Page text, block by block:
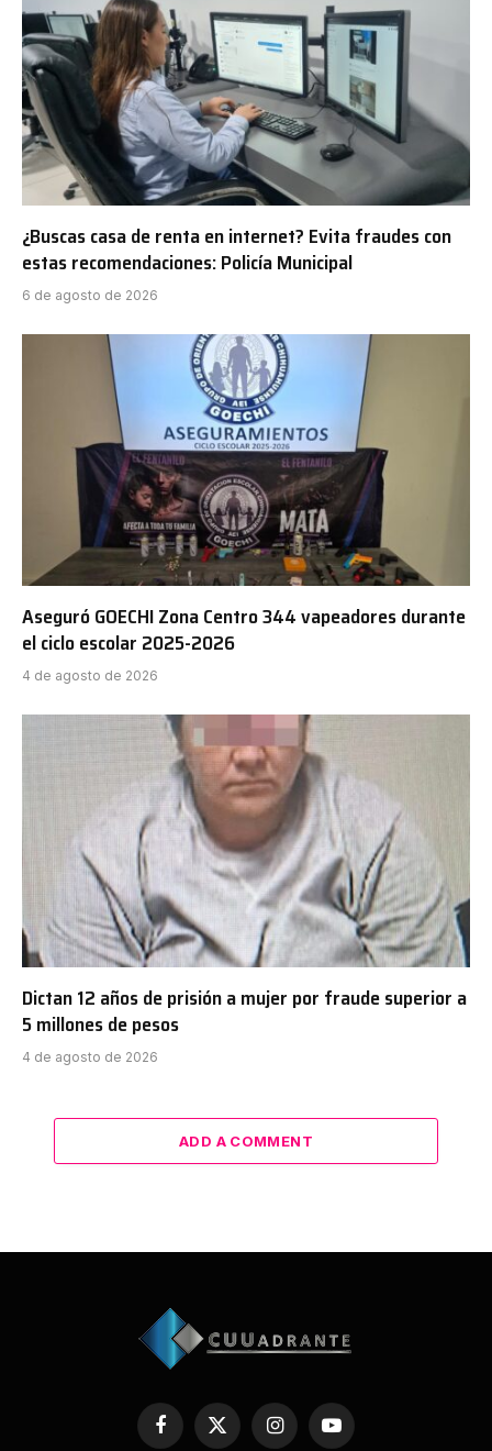
¿Buscas casa de renta en internet? Evita fraudes con
estas recomendaciones: Policía Municipal
6 de agosto de 2026
Aseguró GOECHI Zona Centro 344 vapeadores durante
el ciclo escolar 2025-2026
4 de agosto de 2026
Dictan 12 años de prisión a mujer por fraude superior a
5 millones de pesos
4 de agosto de 2026
ADD A COMMENT
Facebook
X
InstagramYouTube